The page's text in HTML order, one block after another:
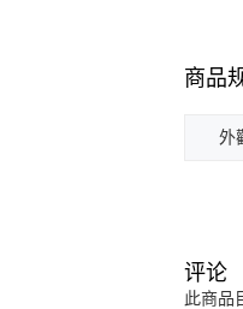
商品
外
评论
此商品